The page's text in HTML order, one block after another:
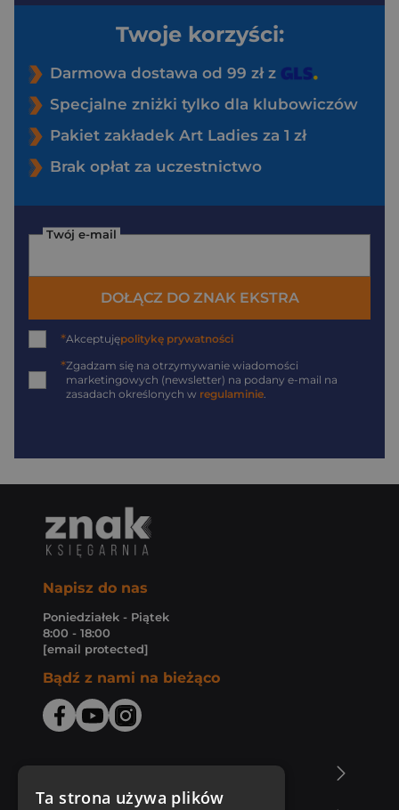
Twoje korzyści:
Darmowa dostawa od 99 zł z
Specjalne zniżki tylko dla klubowiczów
Pakiet zakładek Art Ladies za 1 zł
Brak opłat za uczestnictwo
Twój e-mail
DOŁĄCZ DO ZNAK EKSTRA
*Akceptujępolitykę prywatności
*Zgadzam się na otrzymywanie wiadomości
marketingowych (newsletter) na podany e-mail na
zasadach określonych w regulaminie.
Napisz do nas
Poniedziałek - Piątek
8:00 - 18:00
[email protected]
Bądź z nami na bieżąco
Ta strona używa plików